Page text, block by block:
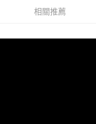
以下簡稱本公司）所提供，讓
費
相關推薦